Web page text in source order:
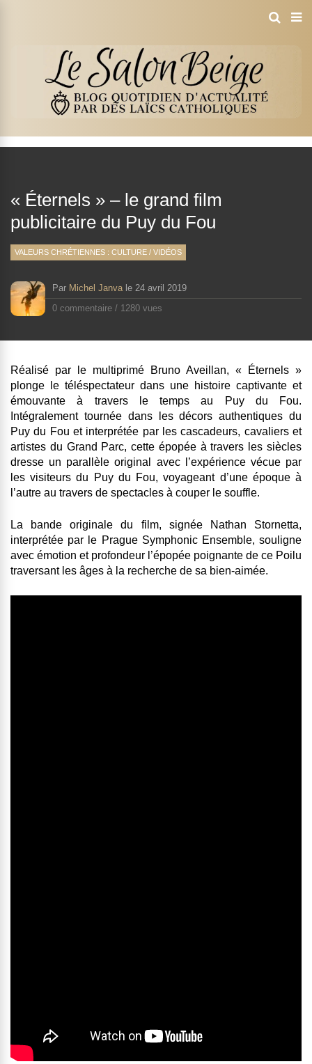
« Éternels » – le grand film
publicitaire du Puy du Fou
VALEURS CHRÉTIENNES : CULTURE / VIDÉOS
Par Michel Janvale 24 avril 2019
0 commentaire / 1280 vues
Réalisé par le multiprimé Bruno Aveillan, « Éternels »
plonge le téléspectateur dans une histoire captivante et
émouvante à travers le temps au Puy du Fou.
Intégralement tournée dans les décors authentiques du
Puy du Fou et interprétée par les cascadeurs, cavaliers et
artistes du Grand Parc, cette épopée à travers les siècles
dresse un parallèle original avec l’expérience vécue par
les visiteurs du Puy du Fou, voyageant d’une époque à
l’autre au travers de spectacles à couper le souffle.
La bande originale du film, signée Nathan Stornetta,
interprétée par le Prague Symphonic Ensemble, souligne
avec émotion et profondeur l’épopée poignante de ce Poilu
traversant les âges à la recherche de sa bien-aimée.